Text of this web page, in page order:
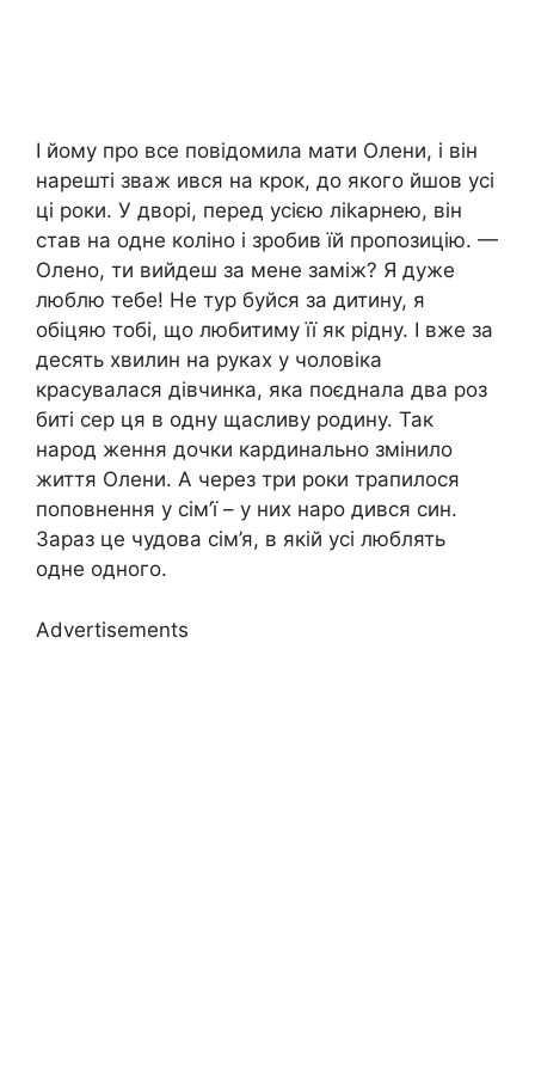
І йому про все повідомила мати Олени, і він
нарешті зваж ився на крок, до якого йшов усі
ці роки. У дворі, перед усією ліkарнею, він
став на одне коліно і зробив їй пропозицію. —
Олено, ти вийдеш за мене заміж? Я дуже
люблю тебе! Не тур буйся за дитину, я
обіцяю тобі, що любитиму її як рідну. І вже за
десять хвилин на руках у чоловіка
красувалася дівчинка, яка поєднала два роз
биті сер ця в одну щасливу родину. Так
народ ження дочки кардинально змінило
життя Олени. А через три роки трапилося
поповнення у сім’ї – у них наро дився син.
Зараз це чудова сім’я, в якій усі люблять
одне одного.
Advertisements